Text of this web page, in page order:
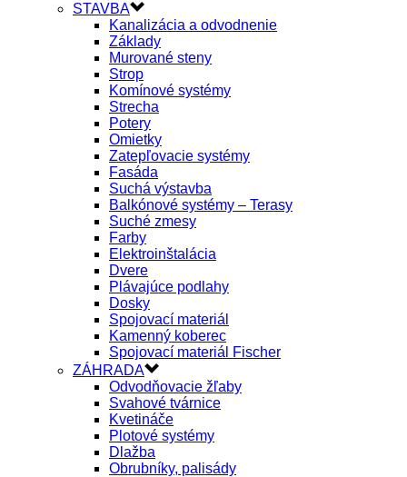
STAVBA
Kanalizácia a odvodnenie
Základy
Murované steny
Strop
Komínové systémy
Strecha
Potery
Omietky
Zatepľovacie systémy
Fasáda
Suchá výstavba
Balkónové systémy – Terasy
Suché zmesy
Farby
Elektroinštalácia
Dvere
Plávajúce podlahy
Dosky
Spojovací materiál
Kamenný koberec
Spojovací materiál Fischer
ZÁHRADA
Odvodňovacie žľaby
Svahové tvárnice
Kvetináče
Plotové systémy
Dlažba
Obrubníky, palisády